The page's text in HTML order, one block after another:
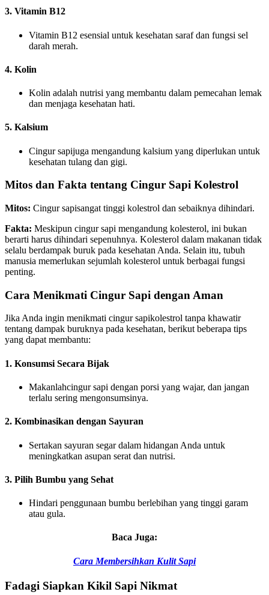
3. Vitamin B12
Vitamin B12 esensial untuk kesehatan saraf dan fungsi sel
darah merah.
4. Kolin
Kolin adalah nutrisi yang membantu dalam pemecahan lemak
dan menjaga kesehatan hati.
5. Kalsium
Cingur sapijuga mengandung kalsium yang diperlukan untuk
kesehatan tulang dan gigi.
Mitos dan Fakta tentang Cingur Sapi Kolestrol
Mitos: Cingur sapisangat tinggi kolestrol dan sebaiknya dihindari.
Fakta: Meskipun cingur sapi mengandung kolesterol, ini bukan
berarti harus dihindari sepenuhnya. Kolesterol dalam makanan tidak
selalu berdampak buruk pada kesehatan Anda. Selain itu, tubuh
manusia memerlukan sejumlah kolesterol untuk berbagai fungsi
penting.
Cara Menikmati Cingur Sapi dengan Aman
Jika Anda ingin menikmati cingur sapikolestrol tanpa khawatir
tentang dampak buruknya pada kesehatan, berikut beberapa tips
yang dapat membantu:
1. Konsumsi Secara Bijak
Makanlahcingur sapi dengan porsi yang wajar, dan jangan
terlalu sering mengonsumsinya.
2. Kombinasikan dengan Sayuran
Sertakan sayuran segar dalam hidangan Anda untuk
meningkatkan asupan serat dan nutrisi.
3. Pilih Bumbu yang Sehat
Hindari penggunaan bumbu berlebihan yang tinggi garam
atau gula.
Baca Juga:
Cara Membersihkan Kulit Sapi
Fadagi Siapkan Kikil Sapi Nikmat